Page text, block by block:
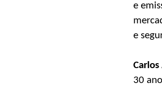
e
e
30